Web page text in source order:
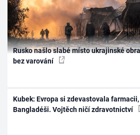
Rusko našlo slabé místo ukrajinské
bez varování
Kubek: Evropa si zdevastovala
Bangladéši. Vojtěch ničí zdravotnictví